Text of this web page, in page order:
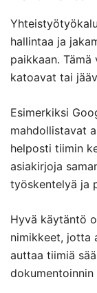
hallintaa ja
paikkaan.
katoavat tai
Esimerkiksi
mahdollistavat
helposti tiimin
asiakirjoja
työskentelyä ja
Hyvä käytäntö
nimikkeet, jotta
auttaa tiimiä
dokumentoinnin